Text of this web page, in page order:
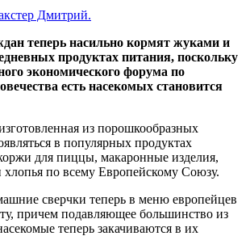
Дмитрий.
теперь насильно кормят жуками и
продуктах питания, поскольку
экономического форума по
есть насекомых становится
из порошкообразных
в популярных продуктах
для пиццы, макаронные изделия,
по всему Европейскому Союзу.
сверчки теперь в меню европейцев
причем подавляющее большинство из
теперь закачиваются в их